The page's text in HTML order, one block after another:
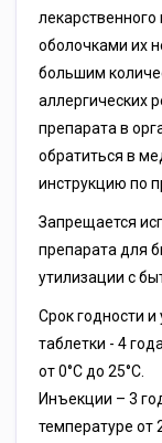
оболочками их
большим
аллергических
препарата в
обратиться в
инструкцию по
Запрещается
препарата для
утилизации с
Срок годности и
таблетки - 4
от 0°С до 25°С.
Инъекции – 3
температуре от